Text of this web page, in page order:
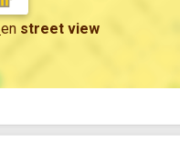
en street view